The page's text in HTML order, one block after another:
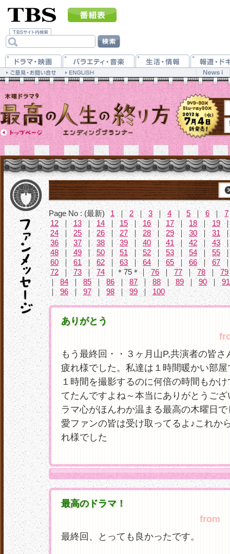
Page No : (最新) 1 ｜ 2｜ 3 ｜ 4｜5 ｜ 6 ｜ 7
12
｜13 ｜ 14 ｜15｜ 16 ｜ 17 ｜ 18 ｜ 19
24 ｜ 25 ｜ 26｜ 27 ｜ 28｜ 29｜ 30 ｜31
36
｜ 37｜ 38｜39 ｜ 40 ｜ 41 ｜ 42 ｜ 43
48 ｜ 49 ｜ 50｜ 51 ｜ 52｜53｜ 54 ｜ 55
60 ｜ 61 ｜ 62 ｜63 ｜ 64 ｜ 65｜ 66 ｜ 67
72 ｜73｜ 74 ｜＊75＊｜76 ｜ 77 ｜ 78｜ 79
｜ 84 ｜ 85 ｜ 86 ｜87 ｜ 88｜ 89｜ 90 ｜
91
｜ 96 ｜ 97｜ 98 ｜99 ｜ 100
ありがとう
もう最終回・・３ヶ月山P,共演者の皆
疲れ様でした。私達は１時間暖かい部
１時間を撮影するのに何倍の時間もか
てたんですよね～本当にありがとうご
ラマ心がほんわか温まる最高の木曜日
愛ファンの皆は受け取ってるよ♪これか
れ様でした
最高のドラマ！
from
最終回、とっても良かったです。